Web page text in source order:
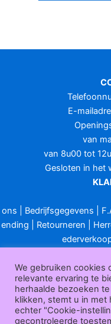
E-
van
van 8u00 tot
Gesloten in het
ons
Bedrijfsgegevens
ending
Retourneren
We gebruiken cookies
relevante ervaring te
herhaalde bezoeken
klikken, stemt u in met
echter "Cookie-
gecontroleerde